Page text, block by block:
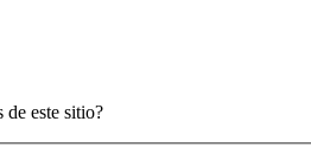
de este sitio?